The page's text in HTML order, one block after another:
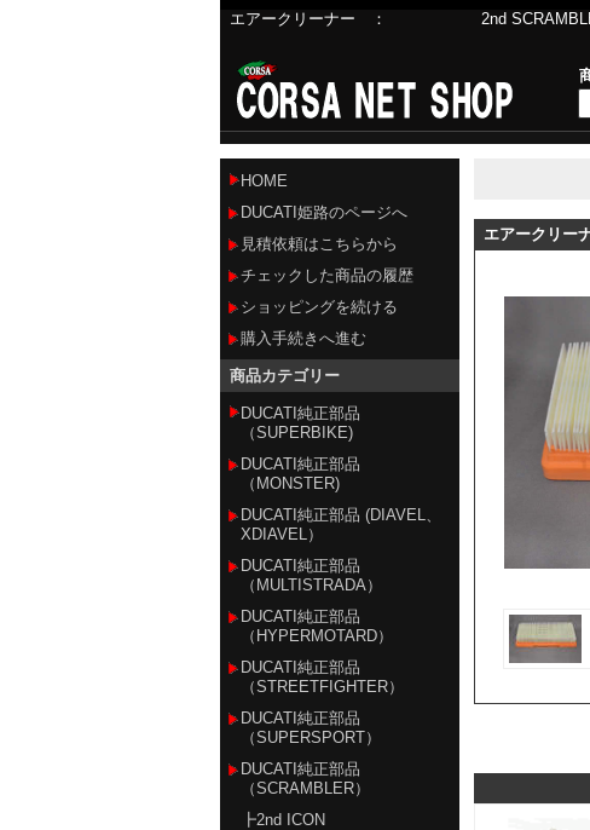
エアークリーナー ： 2nd SCRAMBLER
DUCATI関連商品数千点を品揃え
エアーク
HOME
DUCATI姫路のページへ
見積依頼はこちらから
チェックした商品の履歴
ショッピングを続ける
購入手続きへ進む
商品カテゴリー
DUCATI純正部品
（SUPERBIKE)
DUCATI純正部品
（MONSTER)
DUCATI純正部品 (DIAVEL、
XDIAVEL）
DUCATI純正部品
（MULTISTRADA）
DUCATI純正部品
（HYPERMOTARD）
DUCATI純正部品
（STREETFIGHTER）
DUCATI純正部品
（SUPERSPORT）
DUCATI純正部品
（SCRAMBLER）
┣2nd ICON